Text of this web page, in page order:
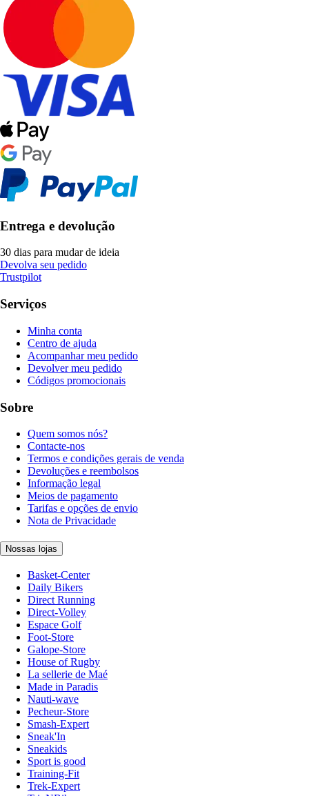
Entrega e devolução
30 dias para mudar de ideia
Devolva seu pedido
Trustpilot
Serviços
Minha conta
Centro de ajuda
Acompanhar meu pedido
Devolver meu pedido
Códigos promocionais
Sobre
Quem somos nós?
Contacte-nos
Termos e condições gerais de venda
Devoluções e reembolsos
Informação legal
Meios de pagamento
Tarifas e opções de envio
Nota de Privacidade
Nossas lojas
Basket-Center
Daily Bikers
Direct Running
Direct-Volley
Espace Golf
Foot-Store
Galope-Store
House of Rugby
La sellerie de Maé
Made in Paradis
Nauti-wave
Pecheur-Store
Smash-Expert
Sneak'In
Sneakids
Sport is good
Training-Fit
Trek-Expert